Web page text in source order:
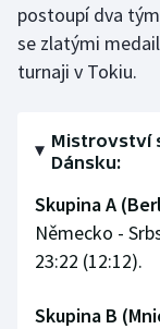
Volejbal
Ostatní
postoupí dva
se zlatými
turnaji v Tokiu.
Mistrovství
Dánsku:
Skupina A
Německo -
23:22 (12:12).
Skupina B